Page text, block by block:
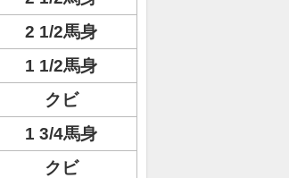
2 1/2馬身
1 1/2馬身
クビ
1 3/4馬身
クビ